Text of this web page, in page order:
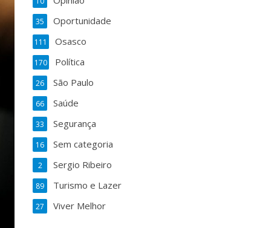
Oportunidade
35
Osasco
111
Política
170
São Paulo
26
Saúde
66
Segurança
33
Sem categoria
16
Sergio Ribeiro
2
Turismo e Lazer
89
Viver Melhor
27